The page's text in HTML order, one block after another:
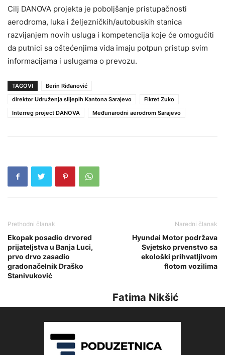
Cilj DANOVA projekta je poboljšanje pristupačnosti
aerodroma, luka i željezničkih/autobuskih stanica
razvijanjem novih usluga i kompetencija koje će omogućiti
da putnici sa oštećenjima vida imaju potpun pristup svim
informacijama i uslugama o prevozu.
TAGOVI
Berin Riđanović
direktor Udruženja slijepih Kantona Sarajevo
Fikret Zuko
Interreg project DANOVA
Međunarodni aerodrom Sarajevo
Prethodni članak
Ekopak posadio drvored
prijateljstva u Banja Luci,
prvo drvo zasadio
gradonačelnik Draško
Stanivuković
Naredni članak
Hyundai Motor podržava
Svjetsko prvenstvo sa
ekološki prihvatljivom
flotom vozilima
Fatima Nikšić